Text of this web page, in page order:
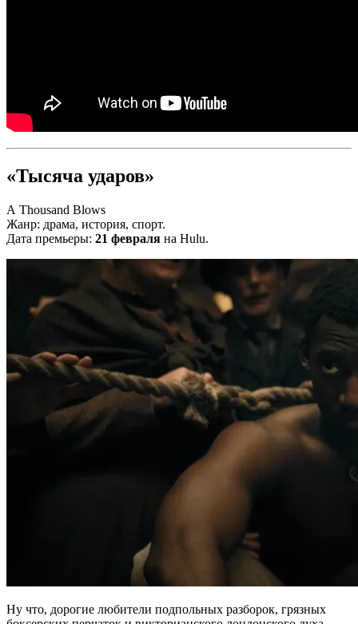
«Тысяча ударов»
A Thousand Blows
Жанр: драма, история, спорт.
Дата премьеры: 21 февраля на Hulu.
Ну что, дорогие любители подпольных разборок, грязных